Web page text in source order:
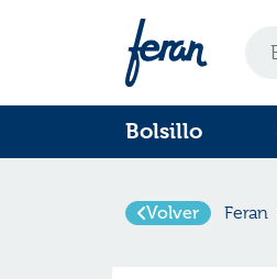
Bolsillo
Volver Feran